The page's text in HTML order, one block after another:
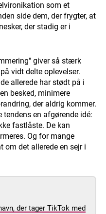
som et
side dem, der frygter, at
der stadig er i
giver så stærk
vidt delte oplevelser.
allerede har stødt på i
besked, minimere
der aldrig kommer.
en afgørende idé:
fastlåste. De kan
Og for mange
om det allerede en sejr i
der tager TikTok med